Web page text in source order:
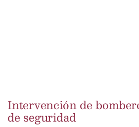
Intervención de
de seguridad